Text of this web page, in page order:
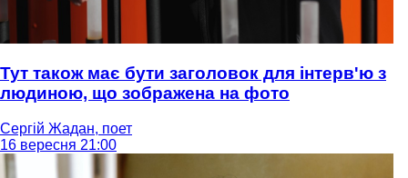
Тут також має бути заголовок для інтерв'ю з
людиною, що зображена на фото
Сергій Жадан, поет
16 вересня 21:00